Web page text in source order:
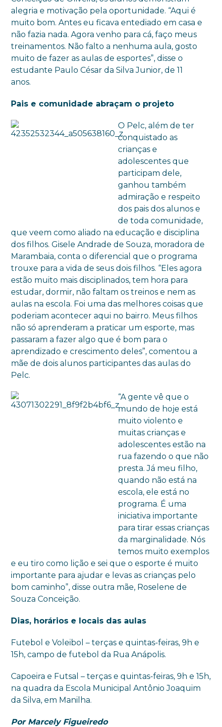
alegria e motivação pela oportunidade. “Aqui é
muito bom. Antes eu ficava entediado em casa e
não fazia nada. Agora venho para cá, faço meus
treinamentos. Não falto a nenhuma aula, gosto
muito de fazer as aulas de esportes”, disse o
estudante Paulo César da Silva Junior, de 11
anos.
Pais e comunidade abraçam o projeto
O Pelc, além de ter
conquistado as
crianças e
adolescentes que
participam dele,
ganhou também
admiração e respeito
dos pais dos alunos e
de toda comunidade,
que veem como aliado na educação e disciplina
dos filhos. Gisele Andrade de Souza, moradora de
Marambaia, conta o diferencial que o programa
trouxe para a vida de seus dois filhos. “Eles agora
estão muito mais disciplinados, tem hora para
estudar, dormir, não faltam os treinos e nem as
aulas na escola. Foi uma das melhores coisas que
poderiam acontecer aqui no bairro. Meus filhos
não só aprenderam a praticar um esporte, mas
passaram a fazer algo que é bom para o
aprendizado e crescimento deles”, comentou a
mãe de dois alunos participantes das aulas do
Pelc.
“A gente vê que o
mundo de hoje está
muito violento e
muitas crianças e
adolescentes estão na
rua fazendo o que não
presta. Já meu filho,
quando não está na
escola, ele está no
programa. É uma
iniciativa importante
para tirar essas crianças
da marginalidade. Nós
temos muito exemplos
e eu tiro como lição e sei que o esporte é muito
importante para ajudar e levas as crianças pelo
bom caminho”, disse outra mãe, Roselene de
Souza Conceição.
Dias, horários e locais das aulas
Futebol e Voleibol – terças e quintas-feiras, 9h e
15h, campo de futebol da Rua Anápolis.
Capoeira e Futsal – terças e quintas-feiras, 9h e 15h,
na quadra da Escola Municipal Antônio Joaquim
da Silva, em Manilha.
Por Marcely Figueiredo